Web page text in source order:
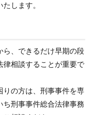
します。
ら、できるだけ早期の段
律相談することが重要で
りの方は、刑事事件を専
ち刑事事件総合法律事務